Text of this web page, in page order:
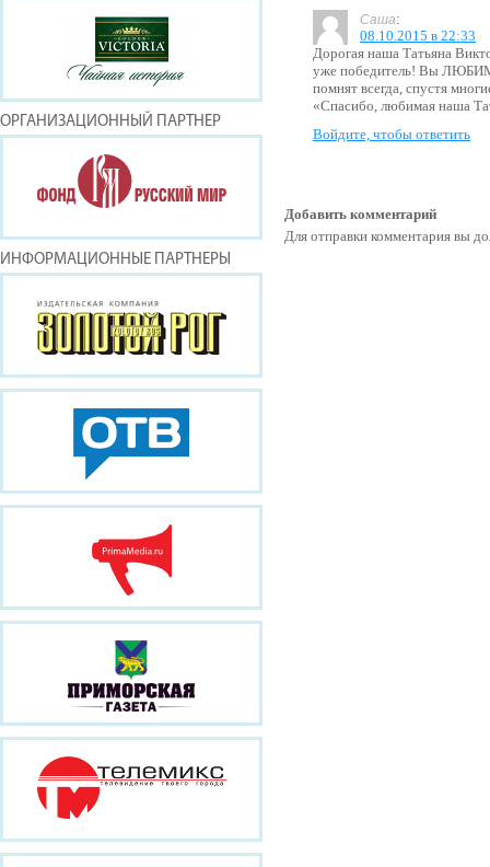
ОРГАНИЗАЦИОННЫЙ ПАРТНЕР
ИНФОРМАЦИОННЫЕ ПАРТНЕРЫ
Саша:
08.10.2015 в 22:33
Дорогая наша Татьяна
уже победитель! Вы
помнят всегда, спустя
«Спасибо, любимая наша
Войдите, чтобы ответить
Добавить комментарий
Для отправки комментария вы